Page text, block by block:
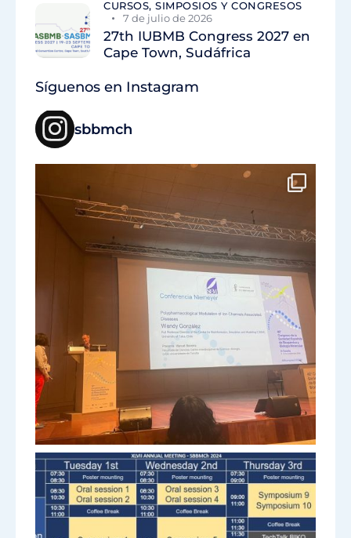
CURSOS, SIMPOSIOS Y CONGRESOS
7 de julio de 2026
27th IUBMB Congress 2027 en
Cape Town, Sudáfrica
Síguenos en Instagram
sbbmch